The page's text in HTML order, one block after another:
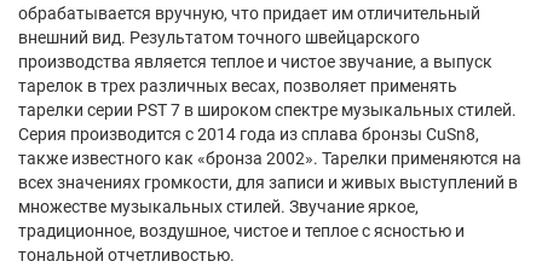
обрабатывается вручную, что придает им отличительный
внешний вид. Результатом точного швейцарского
производства является теплое и чистое звучание, а выпуск
тарелок в трех различных весах, позволяет применять
тарелки серии PST 7 в широком спектре музыкальных стилей.
Серия производится с 2014 года из сплава бронзы CuSn8,
также известного как «бронза 2002». Тарелки применяются на
всех значениях громкости, для записи и живых выступлений в
множестве музыкальных стилей. Звучание яркое,
традиционное, воздушное, чистое и теплое с ясностью и
тональной отчетливостью.